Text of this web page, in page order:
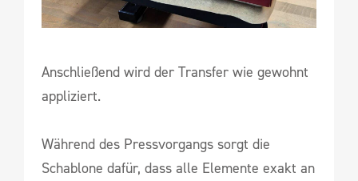
Anschließend wird der Transfer wie gewohnt
appliziert.
Während des Pressvorgangs sorgt die
Schablone dafür, dass alle Elemente exakt an